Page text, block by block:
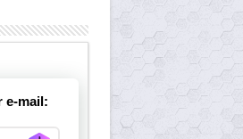
e-mail: